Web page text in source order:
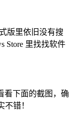
版里依旧没有搜
Store 里找找软件
下面的截图，确
错！